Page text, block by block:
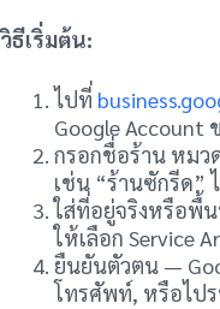
วิธีเริ่มต้น:
ไปที่
Google Account
กรอกชื่อร้าน หมว
เช่น “ร้านซักรีด”
ใส่ที่อยู่จริงหรือพื้
ให้เลือก Service
ยืนยันตัวตน —
โทรศัพท์, หรือไป